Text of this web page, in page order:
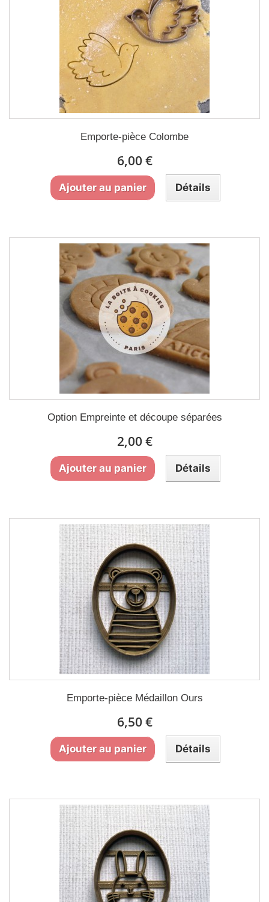
Emporte-pièce Colombe
6,00 €
Ajouter au panier Détails
Option Empreinte et découpe séparées
2,00 €
Ajouter au panier Détails
Emporte-pièce Médaillon Ours
6,50 €
Ajouter au panier Détails